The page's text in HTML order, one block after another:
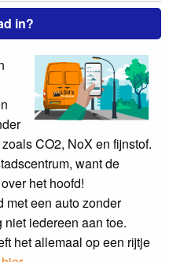
in?
CO2, NoX en fijnstof.
want de
het hoofd!
met een auto zonder
niet iedereen aan toe.
het allemaal op een rijtje